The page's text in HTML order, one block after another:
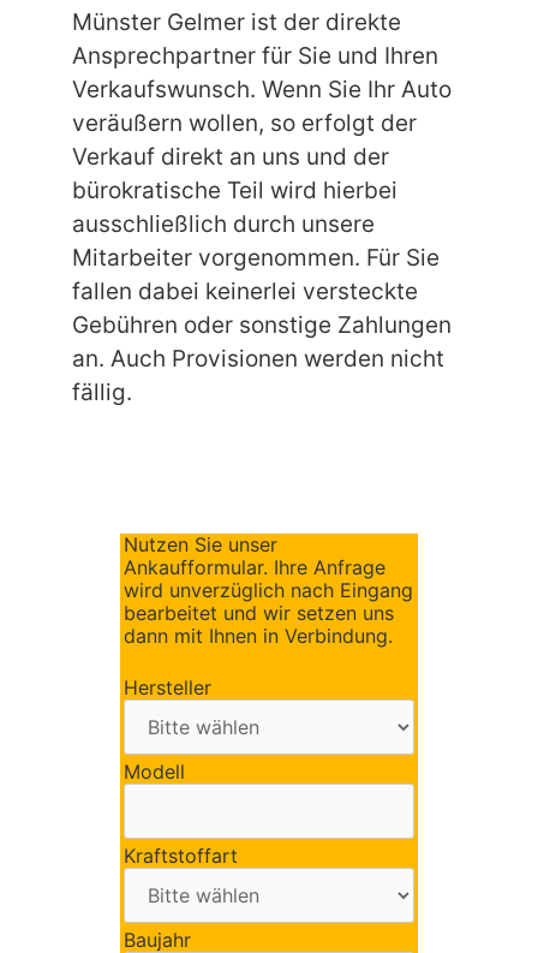
Münster Gelmer ist der direkte
Ansprechpartner für Sie und Ihren
Verkaufswunsch. Wenn Sie Ihr Auto
veräußern wollen, so erfolgt der
Verkauf direkt an uns und der
bürokratische Teil wird hierbei
ausschließlich durch unsere
Mitarbeiter vorgenommen. Für Sie
fallen dabei keinerlei versteckte
Gebühren oder sonstige Zahlungen
an. Auch Provisionen werden nicht
fällig.
Nutzen Sie unser
Ankaufformular. Ihre Anfrage
wird unverzüglich nach Eingang
bearbeitet und wir setzen uns
dann mit Ihnen in Verbindung.
Hersteller
Modell
Kraftstoffart
Baujahr